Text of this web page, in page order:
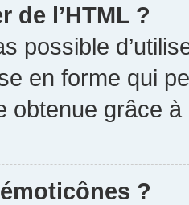
de l’HTML ?
possible
en forme qui
obtenue grâce à
?